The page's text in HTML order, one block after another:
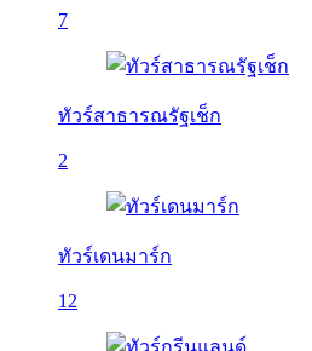
7
ทัวร์สาธารณรัฐเช็ก
2
ทัวร์เดนมาร์ก
12